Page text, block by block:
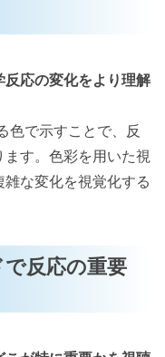
応の変化をより理解
で示すことで、反
す。色彩を用いた視
な変化を視覚化する
反応の重要